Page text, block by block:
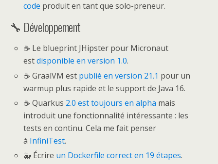
code produit en tant que solo-preneur.
🔧 Développement
☕ Le blueprint JHipster pour Micronaut
estdisponible en version 1.0.
☕ GraalVM est publié en version 21.1 pour un
warmup plus rapide et le support de Java 16.
☕ Quarkus 2.0 est toujours en alpha mais
introduit une fonctionnalité intéressante : les
tests en continu. Cela me fait penser
à InfiniTest.
🐳 Écrire un Dockerfile correct en 19 étapes.